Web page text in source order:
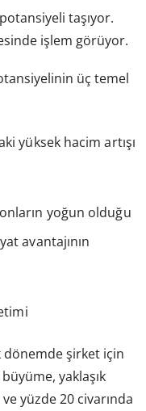
taşıyor.
işlem görüyor.
üç temel
yüksek hacim artışı
yoğun olduğu
avantajının
dönemde şirket için
yaklaşık
yüzde 20 civarında